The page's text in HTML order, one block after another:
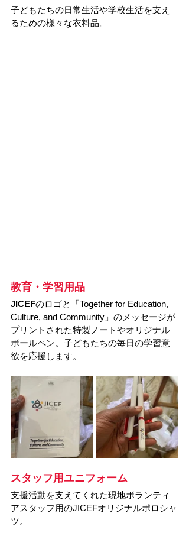
子どもたちの日常生活や学校生活を支え
るための様々な衣料品。
教育・学習用品
JICEFのロゴと「Together for Education,
Culture, and Community」のメッセージが
プリントされた特製ノートやオリジナル
ボールペン。子どもたちの毎日の学習意
欲を応援します。
スタッフ用ユニフォーム
支援活動を支えてくれた現地ボランティ
アスタッフ用のJICEFオリジナルポロシャ
ツ。